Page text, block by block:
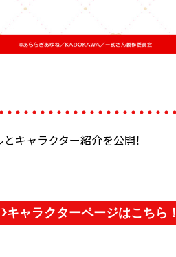
キャラクター紹介を公開！
キャラクターページはこちら！